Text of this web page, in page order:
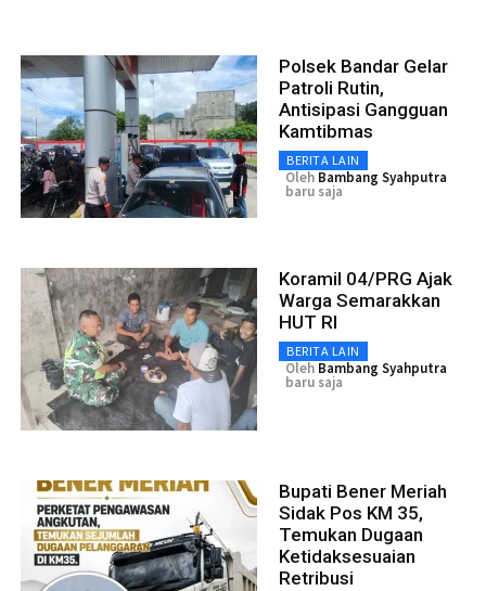
Polsek Bandar Gelar
Patroli Rutin,
Antisipasi Gangguan
Kamtibmas
BERITA LAIN
Oleh Bambang Syahputra
baru saja
Koramil 04/PRG Ajak
Warga Semarakkan
HUT RI
BERITA LAIN
Oleh Bambang Syahputra
baru saja
Bupati Bener Meriah
Sidak Pos KM 35,
Temukan Dugaan
Ketidaksesuaian
Retribusi